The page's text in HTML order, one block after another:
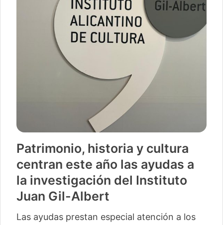
Patrimonio, historia y cultura
centran este año las ayudas a
la investigación del Instituto
Juan Gil-Albert
Las ayudas prestan especial atención a los